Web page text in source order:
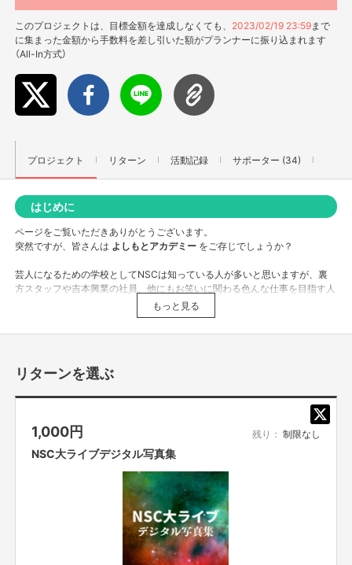
このプロジェクトは、目標金額を達成しなくても、 2023/02/19 23:59まで
に集まった金額から手数料を差し引いた額がプランナーに振り込まれます
（All-In方式）
プロジェクト リターン 活動記録 サポーター (34)
はじめに
ページをご覧いただきありがとうございます。
突然ですが、皆さんは よしもとアカデミー をご存じでしょうか？
芸人になるための学校としてNSCは知っている人が多いと思いますが、裏
方スタッフや吉本興業の社員、他にもお笑いに関わる色んな仕事を目指す人
私達はマネージャー・作家・映像ディレクター、ライブプロデューサーなど
エンタメに関わる様々な仕事を目指してよしもとデジタルエンターテイメン
ての授業や、学園祭や大ライブ、LIVE STANDのお手伝いなど普通では経験
活動実績
YDA生（YCA生）の活動
YDAでは、SNSやデジタルテクノロジーを利用したビジネス戦略・アプリ
開発・YouTube撮影＆解析など、エンタメの最前線で活躍できるスキルを学
もっと見る
リターンを選ぶ
1,000円 残り： 制限なし
NSC大ライブデジタル写真集